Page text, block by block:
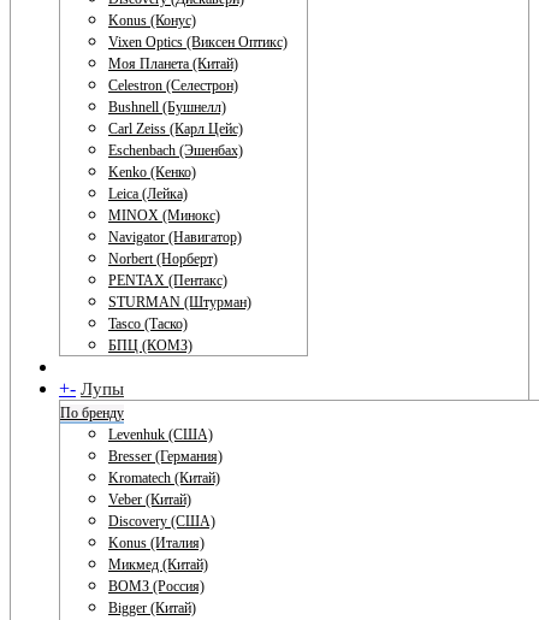
Konus (Конус)
Vixen Optics (Виксен Оптикс)
Моя Планета (Китай)
Celestron (Селестрон)
Bushnell (Бушнелл)
Carl Zeiss (Карл Цейс)
Eschenbach (Эшенбах)
Kenko (Кенко)
Leica (Лейка)
MINOX (Минокс)
Navigator (Навигатор)
Norbert (Норберт)
PENTAX (Пентакс)
STURMAN (Штурман)
Tasco (Таско)
БПЦ (КОМЗ)
+- Лупы
По бренду
Levenhuk (США)
Bresser (Германия)
Kromatech (Китай)
Veber (Китай)
Discovery (США)
Konus (Италия)
Микмед (Китай)
ВОМЗ (Россия)
Bigger (Китай)